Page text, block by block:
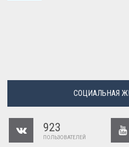
СОЦИАЛЬНАЯ
923
ПОЛЬЗОВАТЕЛЕЙ